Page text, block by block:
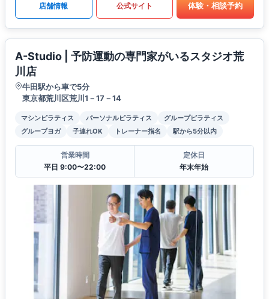
店舗情報 公式サイト 体験・相談予約
A-Studio | 予防運動の専門家がいるスタジオ荒
川店
牛田駅から車で5分
東京都荒川区荒川1－17－14
マシンピラティス パーソナルピラティス
グループピラティス
グループヨガ
子連れOK トレーナー指名 駅から5分以内
営業時間
平日 9:00〜22:00
定休日
年末年始